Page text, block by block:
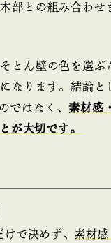
部との組み合わせ
とん壁の色を選
なります。結論と
ではなく、素材感
が大切です。
けで決めず、素材